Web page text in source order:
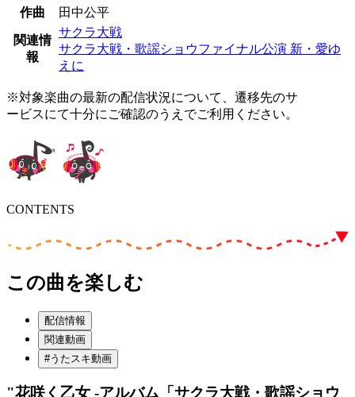
作曲
田中公平
関連情
報
サクラ大戦
サクラ大戦・歌謡ショウファイナル公演 新・愛ゆ
えに
※対象楽曲の最新の配信状況について、遷移先のサ
ービスにて十分にご確認のうえでご利用ください。
CONTENTS
この曲を楽しむ
配信情報
関連動画
#うたスキ動画
"花咲く乙女 -アルバム「サクラ大戦・歌謡ショウ